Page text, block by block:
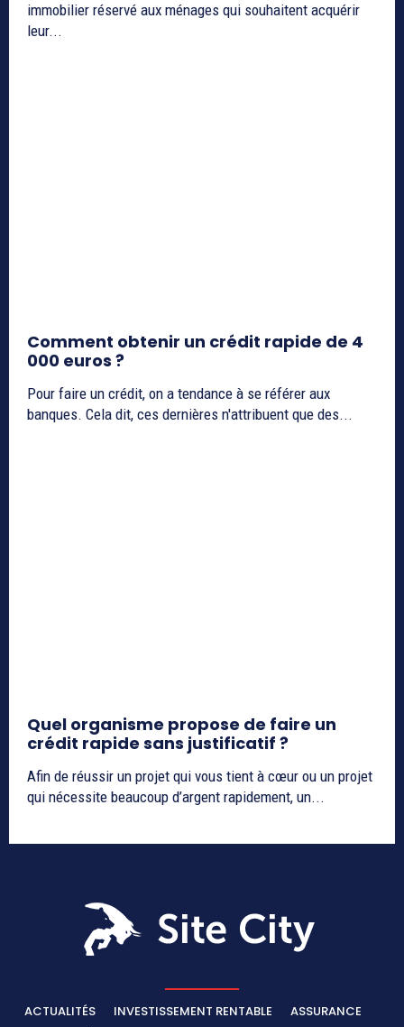
immobilier réservé aux ménages qui souhaitent acquérir
leur...
Comment obtenir un crédit rapide de 4
000 euros ?
Pour faire un crédit, on a tendance à se référer aux
banques. Cela dit, ces dernières n'attribuent que des...
Quel organisme propose de faire un
crédit rapide sans justificatif ?
Afin de réussir un projet qui vous tient à cœur ou un projet
qui nécessite beaucoup d’argent rapidement, un...
ACTUALITÉS INVESTISSEMENT RENTABLE
ASSURANCE